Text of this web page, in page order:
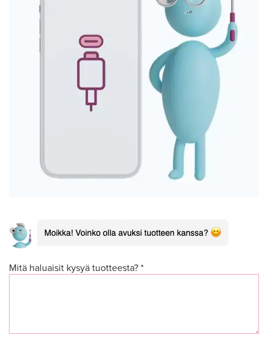
Mitä haluaisit kysyä tuotteesta? *